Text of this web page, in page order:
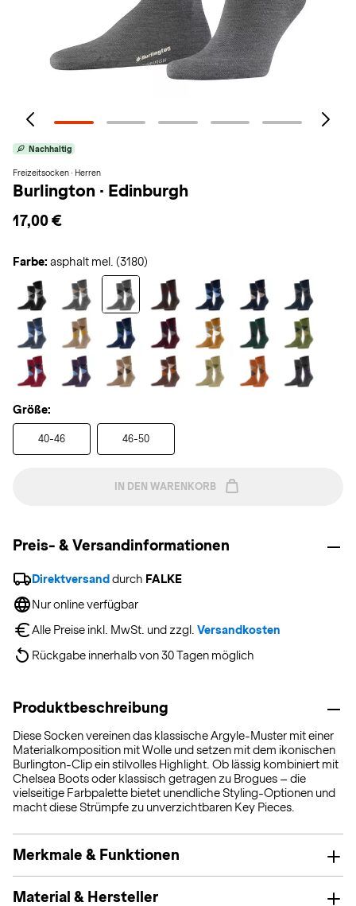
Nachhaltig
Freizeitsocken · Herren
Burlington · Edinburgh
17,00 €
Farbe: asphalt mel. (3180)
Größe:
40-46 46-50
IN DEN WARENKORB
Preis- & Versandinformationen
Direktversand durch FALKE
Nur online verfügbar
Alle Preise inkl. MwSt. und zzgl. Versandkosten
Rückgabe innerhalb von 30 Tagen möglich
Produktbeschreibung
Diese Socken vereinen das klassische Argyle-Muster mit einer
Materialkomposition mit Wolle und setzen mit dem ikonischen
Burlington-Clip ein stilvolles Highlight. Ob lässig kombiniert mit
Chelsea Boots oder klassisch getragen zu Brogues – die
vielseitige Farbpalette bietet unendliche Styling-Optionen und
macht diese Strümpfe zu unverzichtbaren Key Pieces.
Merkmale & Funktionen
Material & Hersteller